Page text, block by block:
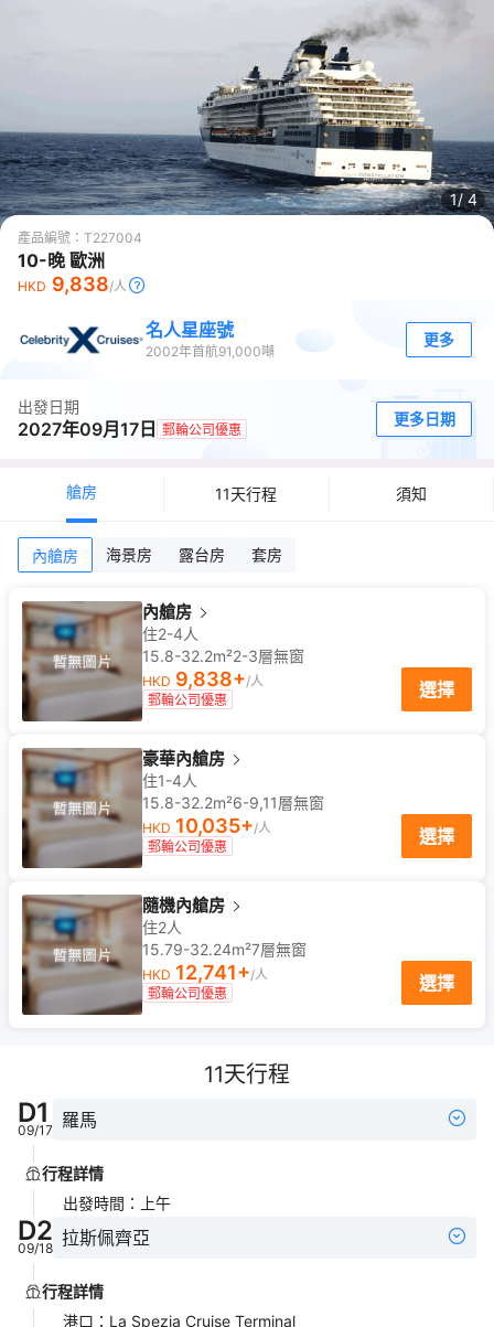
1/ 4
產品編號： T227004
10-晚 歐洲
HKD 9,838/人
名人星座號
2002年首航91,000噸
更多
出發日期
2027年09月17日 郵輪公司優惠
更多日期
艙房 11天行程 須知
內艙房 海景房 露台房 套房
內艙房
住2-4人
15.8-32.2m²2-3層無窗
HKD 9,838+/人
郵輪公司優惠
選擇
豪華內艙房
住1-4人
15.8-32.2m²6-9,11層無窗
HKD 10,035+/人
郵輪公司優惠
選擇
隨機內艙房
住2人
15.79-32.24m²7層無窗
HKD 12,741+/人
郵輪公司優惠
選擇
11天行程
D1
09/17 羅馬
行程詳情
出發時間 ： 上午
D2
09/18 拉斯佩齊亞
行程詳情
港口 ： La Spezia Cruise Terminal